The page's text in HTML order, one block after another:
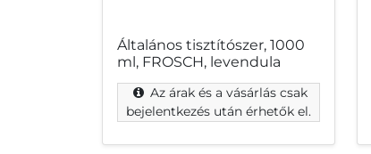
Általános tisztítószer, 1000
ml, FROSCH, levendula
Az árak és a vásárlás csak
bejelentkezés után érhetők el.